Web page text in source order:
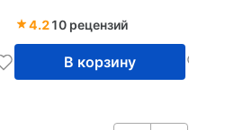
4.210 рецензий
В корзину